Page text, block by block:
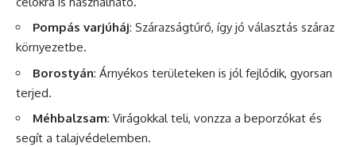
Pompás varjúháj: Szárazságtűrő, így jó választás száraz
környezetbe.
Borostyán: Árnyékos területeken is jól fejlődik, gyorsan
terjed.
Méhbalzsam: Virágokkal teli, vonzza a beporzókat és
segít a talajvédelemben.